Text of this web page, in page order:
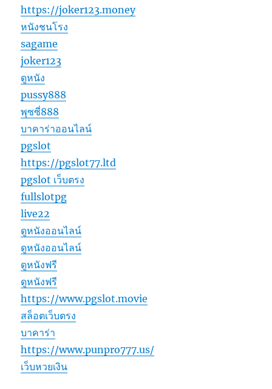
https://joker123.money
หนังชนโรง
sagame
joker123
ดูหนัง
pussy888
พุซซี่888
บาคาร่าออนไลน์
pgslot
https://pgslot77.ltd
pgslot เว็บตรง
fullslotpg
live22
ดูหนังออนไลน์
ดูหนังออนไลน์
ดูหนังฟรี
ดูหนังฟรี
https://www.pgslot.movie
สล็อตเว็บตรง
บาคาร่า
https://www.punpro777.us/
เว็บหวยเงิน